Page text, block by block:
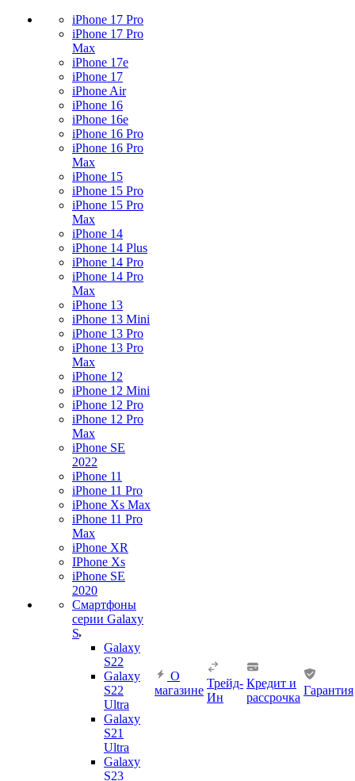
iPhone 17 Pro
iPhone 17 Pro
Max
iPhone 17e
iPhone 17
iPhone Air
iPhone 16
iPhone 16e
iPhone 16 Pro
iPhone 16 Pro
Max
iPhone 15
iPhone 15 Pro
iPhone 15 Pro
Max
iPhone 14
iPhone 14 Plus
iPhone 14 Pro
iPhone 14 Pro
Max
iPhone 13
iPhone 13 Mini
iPhone 13 Pro
iPhone 13 Pro
Max
iPhone 12
iPhone 12 Mini
iPhone 12 Pro
iPhone 12 Pro
Max
iPhone SE
2022
iPhone 11
iPhone 11 Pro
iPhone Xs Max
iPhone 11 Pro
Max
iPhone XR
IPhone Xs
iPhone SE
2020
Смартфоны
серии Galaxy
S
Galaxy
S22
Galaxy
S22
Ultra
Galaxy
S21
Ultra
Galaxy
S23
О
магазине
Трейд-
Ин
Кредит и
рассрочка
Гарантия